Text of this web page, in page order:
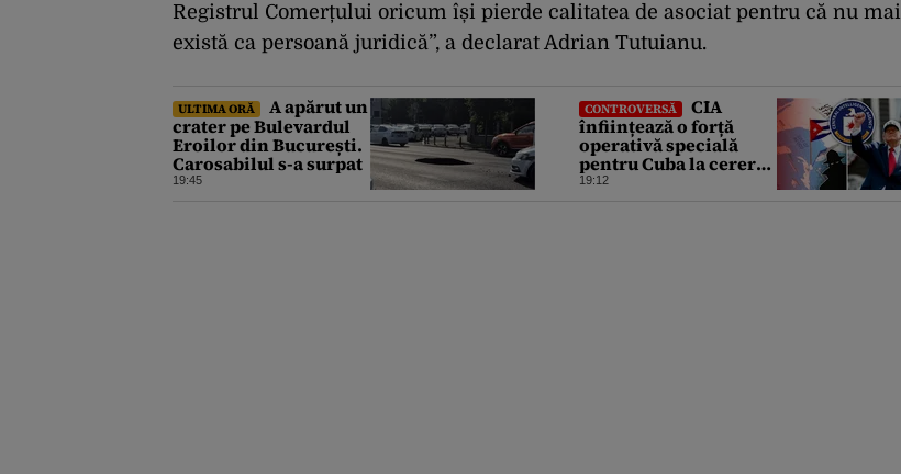
Registrul Comerțului oricum își pierde calitatea de asociat pentru că nu mai
există ca persoană juridică”, a declarat Adrian Tutuianu.
ULTIMA ORĂ
A apărut un
crater pe Bulevardul
Eroilor din București.
Carosabilul s-a surpat
19:45
CONTROVERSĂ
CIA
înființează o forță
operativă specială
pentru Cuba la cererea
lui Trump. Havana a
19:12